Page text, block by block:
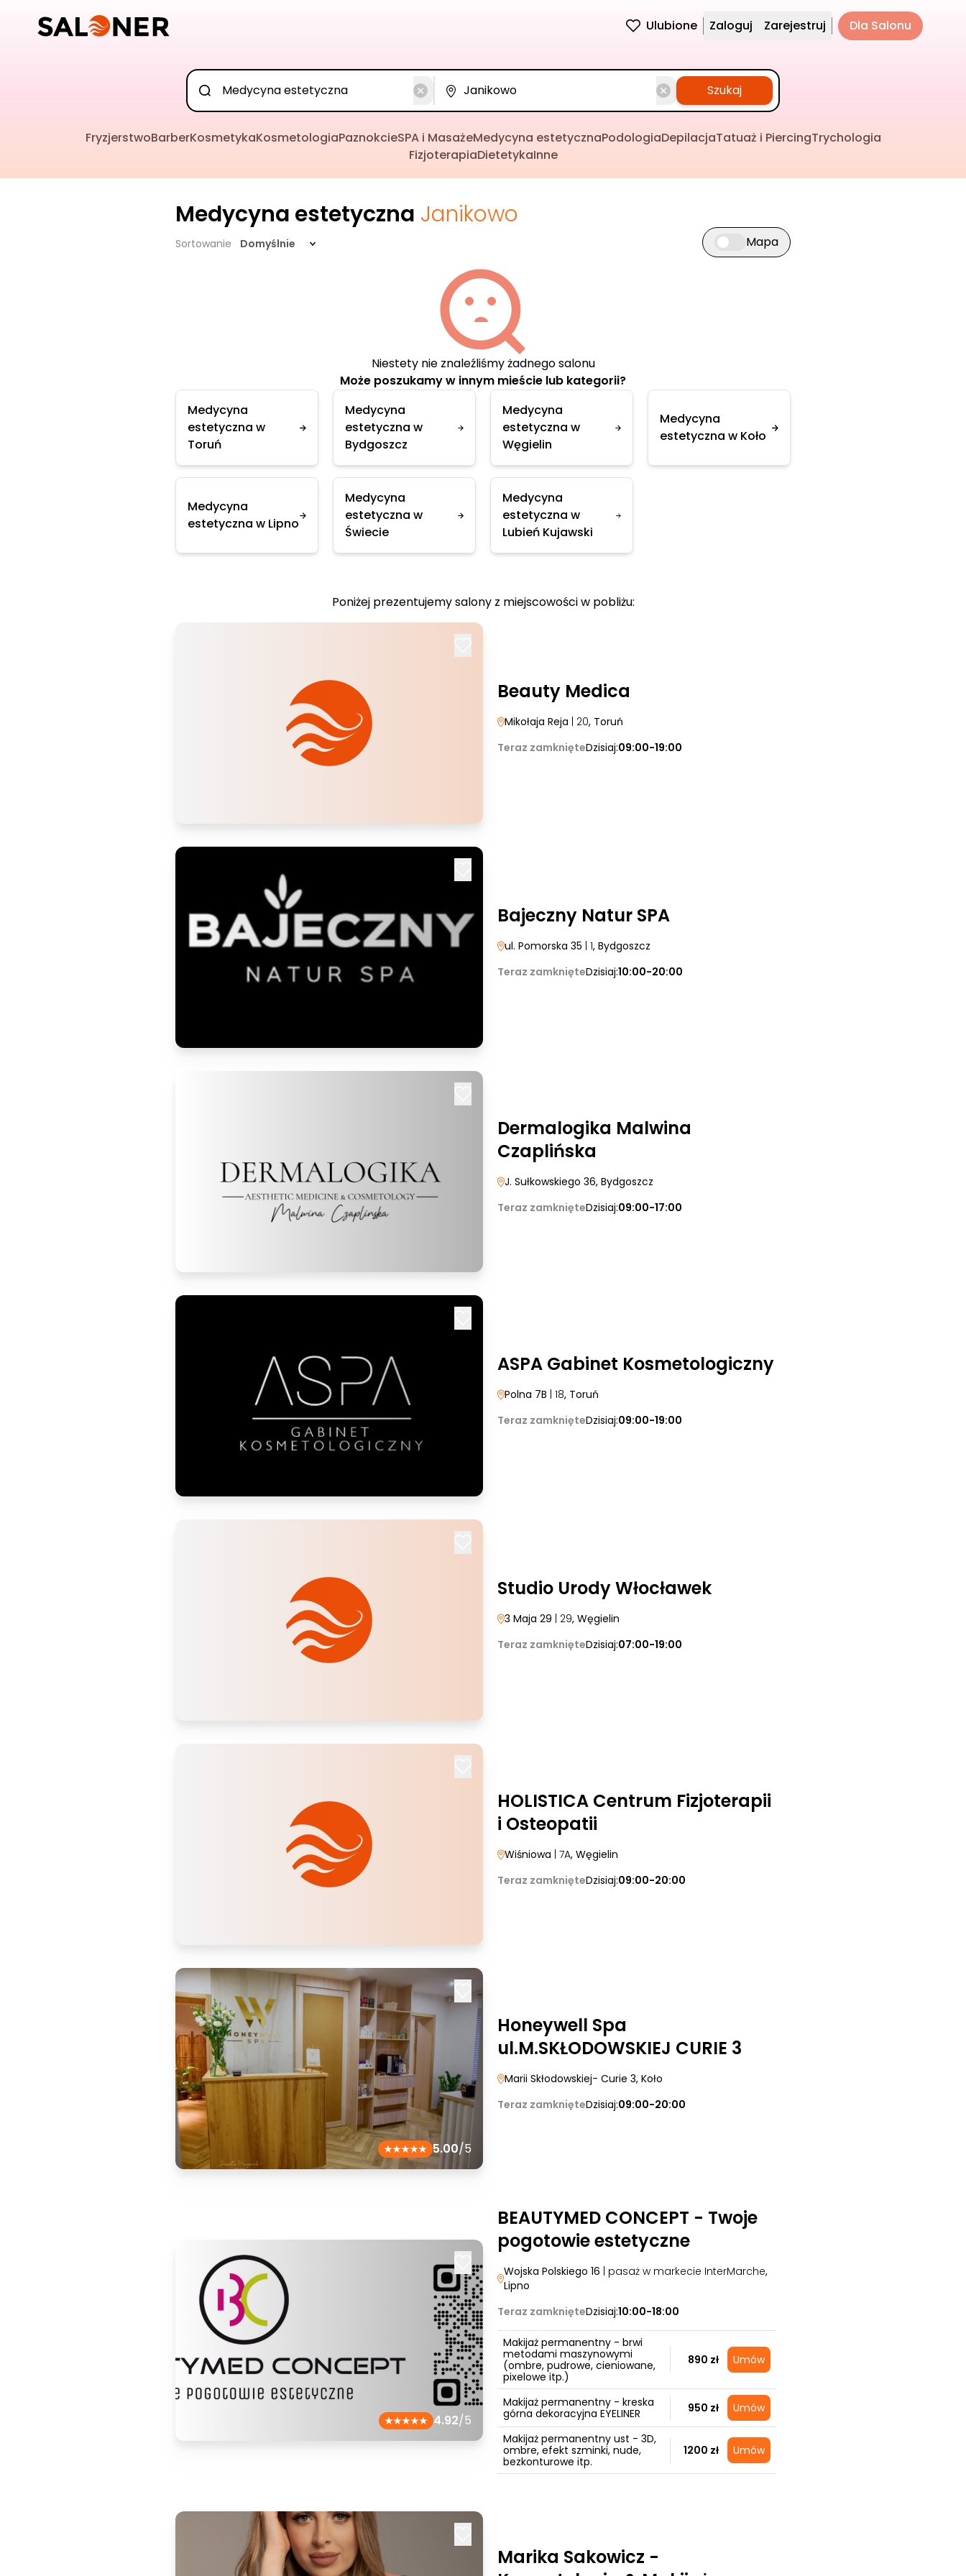
Ulubione Zaloguj Zarejestruj Dla Salonu
Szukaj
FryzjerstwoBarberKosmetykaKosmetologiaPaznokcieSPA i MasażeMedycyna estetycznaPodologiaDepilacjaTatuaż i PiercingTrychologia
FizjoterapiaDietetykaInne
Medycyna estetyczna Janikowo
Sortowanie Domyślnie Przełącz widok mapy
Mapa
Niestety nie znaleźliśmy żadnego salonu
Może poszukamy w innym mieście lub kategorii?
Medycyna
estetyczna w
Toruń
Medycyna
estetyczna w
Bydgoszcz
Medycyna
estetyczna w
Węgielin
Medycyna
estetyczna w Koło
Medycyna
estetyczna w Lipno
Medycyna
estetyczna w
Świecie
Medycyna
estetyczna w
Lubień Kujawski
Poniżej prezentujemy salony z miejscowości w pobliżu:
Beauty Medica
Mikołaja Reja | 20, Toruń
Teraz zamknięteDzisiaj:09:00-19:00
Bajeczny Natur SPA
ul. Pomorska 35 | 1, Bydgoszcz
Teraz zamknięteDzisiaj:10:00-20:00
Dermalogika Malwina
Czaplińska
J. Sułkowskiego 36, Bydgoszcz
Teraz zamknięteDzisiaj:09:00-17:00
ASPA Gabinet Kosmetologiczny
Polna 7B | 18, Toruń
Teraz zamknięteDzisiaj:09:00-19:00
Studio Urody Włocławek
3 Maja 29 | 29, Węgielin
Teraz zamknięteDzisiaj:07:00-19:00
HOLISTICA Centrum Fizjoterapii
i Osteopatii
Wiśniowa | 7A, Węgielin
Teraz zamknięteDzisiaj:09:00-20:00
5.00/5
Honeywell Spa
ul.M.SKŁODOWSKIEJ CURIE 3
Marii Skłodowskiej- Curie 3, Koło
Teraz zamknięteDzisiaj:09:00-20:00
4.92/5
BEAUTYMED CONCEPT - Twoje
pogotowie estetyczne
Wojska Polskiego 16 | pasaż w markecie InterMarche,
Lipno
Teraz zamknięteDzisiaj:10:00-18:00
Makijaż permanentny - brwi
metodami maszynowymi
(ombre, pudrowe, cieniowane,
pixelowe itp.)
890 zł Umów
Makijaż permanentny - kreska
górna dekoracyjna EYELINER
950 zł Umów
Makijaż permanentny ust - 3D,
ombre, efekt szminki, nude,
bezkonturowe itp.
1200 zł Umów
Marika Sakowicz -